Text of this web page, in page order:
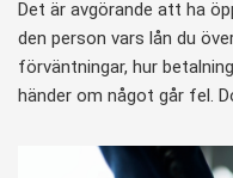
Det är avgörande att ha
den person vars lån du
förväntningar, hur
händer om något går fel.